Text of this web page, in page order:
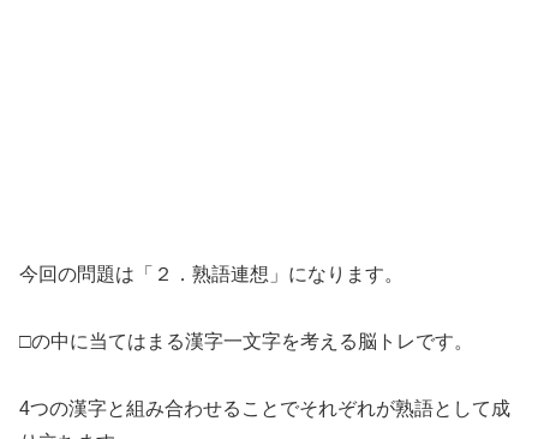
今回の問題は「２．熟語連想」になります。
□の中に当てはまる漢字一文字を考える脳トレです。
4つの漢字と組み合わせることでそれぞれが熟語として成